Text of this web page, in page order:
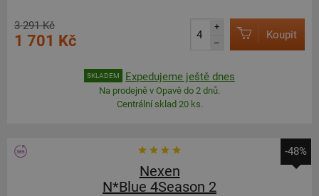
3 291 Kč
1 701 Kč
+
–
Koupit
SKLADEM Expedujeme ještě dnes
Na prodejně v Opavě do 2 dnů.
Centrální sklad 20 ks.
-48%
Nexen
N*Blue 4Season 2